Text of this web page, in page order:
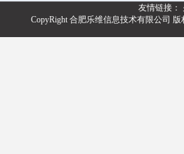
友情链接：
CopyRight 合肥乐维信息技术有限公司 版